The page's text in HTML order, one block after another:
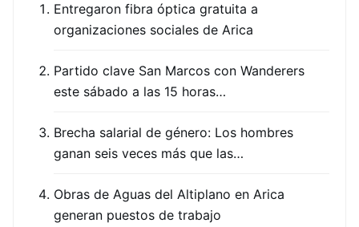
Entregaron fibra óptica gratuita a
organizaciones sociales de Arica
Partido clave San Marcos con Wanderers
este sábado a las 15 horas…
Brecha salarial de género: Los hombres
ganan seis veces más que las…
Obras de Aguas del Altiplano en Arica
generan puestos de trabajo